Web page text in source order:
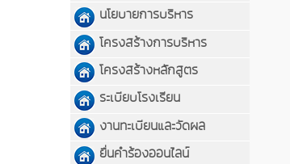
นโยบายการบริหาร
โครงสร้างการบริหาร
โครงสร้างหลักสูตร
ระเบียบโรงเรียน
งานทะเบียนและวัดผล
ยื่นคำร้องออนไลน์